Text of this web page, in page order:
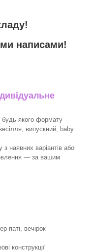
написами!
будь-якого формату
випускний, baby
наявних варіантів або
— за вашим
паті, вечірок
конструкції